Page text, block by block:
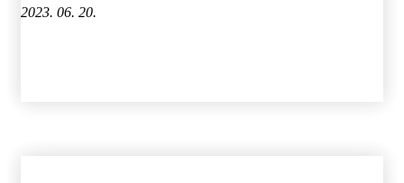
2023. 06. 20.